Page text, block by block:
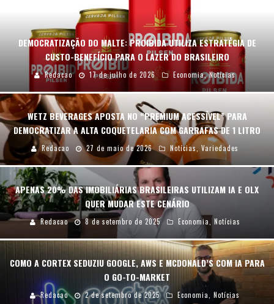
Como a Cortex seduziu Google, AWS e McDonald’s com IA para o go-to-market
Democratização do malte: Proibida utiliza estratégia de custo-benefício para o lazer do brasileiro
DEMOCRATIZAÇÃO DO MALTE: PROIBIDA UTILIZA ESTRATÉGIA DE
CUSTO-BENEFÍCIO PARA O LAZER DO BRASILEIRO
Redacao 17 de julho de 2026 Economia,Notícias
WETZ BEVERAGES APOSTA NO “PREMIUM ACESSÍVEL” PARA
DEMOCRATIZAR A ALTA COQUETELARIA COM GARRAFAS DE 1 LITRO
Redacao 27 de maio de 2026 Notícias, Variedades
APENAS 20% DAS IMOBILIÁRIAS BRASILEIRAS UTILIZAM IA E OLX
QUER MUDAR ESTE CENÁRIO
Redacao 8 de setembro de 2025 Economia Notícias
COMO A CORTEX SEDUZIU GOOGLE, AWS E MCDONALD’S COM IA PARA
O GO-TO-MARKET
Redacao 2 de setembro de 2025 Economia Notícias